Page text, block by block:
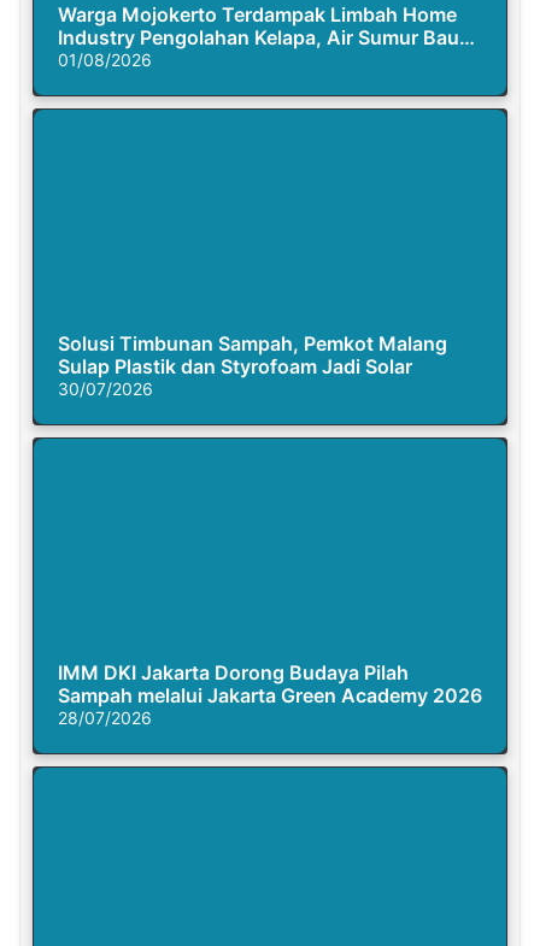
Warga Mojokerto Terdampak Limbah Home
Industry Pengolahan Kelapa, Air Sumur Bau
Busuk
01/08/2026
Solusi Timbunan Sampah, Pemkot Malang
Sulap Plastik dan Styrofoam Jadi Solar
30/07/2026
IMM DKI Jakarta Dorong Budaya Pilah
Sampah melalui Jakarta Green Academy 2026
28/07/2026